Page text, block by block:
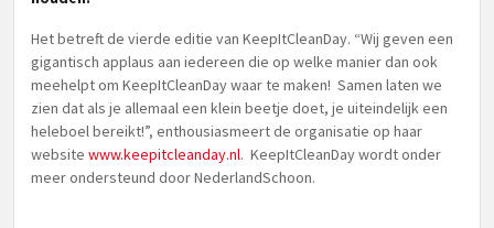
Het betreft de vierde editie van KeepItCleanDay. “Wij geven een
gigantisch applaus aan iedereen die op welke manier dan ook
meehelpt om KeepItCleanDay waar te maken! Samen laten we
zien dat als je allemaal een klein beetje doet, je uiteindelijk een
heleboel bereikt!”, enthousiasmeert de organisatie op haar
website www.keepitcleanday.nl. KeepItCleanDay wordt onder
meer ondersteund door NederlandSchoon.